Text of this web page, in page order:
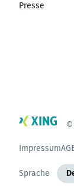
Presse
©
Impressum
Sprache